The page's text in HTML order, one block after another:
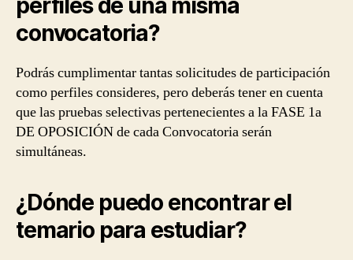
perfiles de una misma
convocatoria?
Podrás cumplimentar tantas solicitudes de participación
como perfiles consideres, pero deberás tener en cuenta
que las pruebas selectivas pertenecientes a la FASE 1a
DE OPOSICIÓN de cada Convocatoria serán
simultáneas.
¿Dónde puedo encontrar el
temario para estudiar?